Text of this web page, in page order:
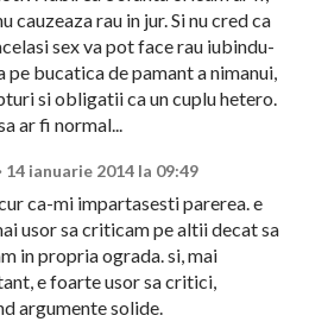
cauzeaza rau in jur. Si nu cred ca
sex va pot face rau iubindu-
pe bucatica de pamant a nimanui,
si obligatii ca un cuplu hetero.
ar fi normal...
14 ianuarie 2014 la 09:49
ca-mi impartasesti parerea. e
usor sa criticam pe altii decat sa
in propria ograda. si, mai
e foarte usor sa critici,
argumente solide.